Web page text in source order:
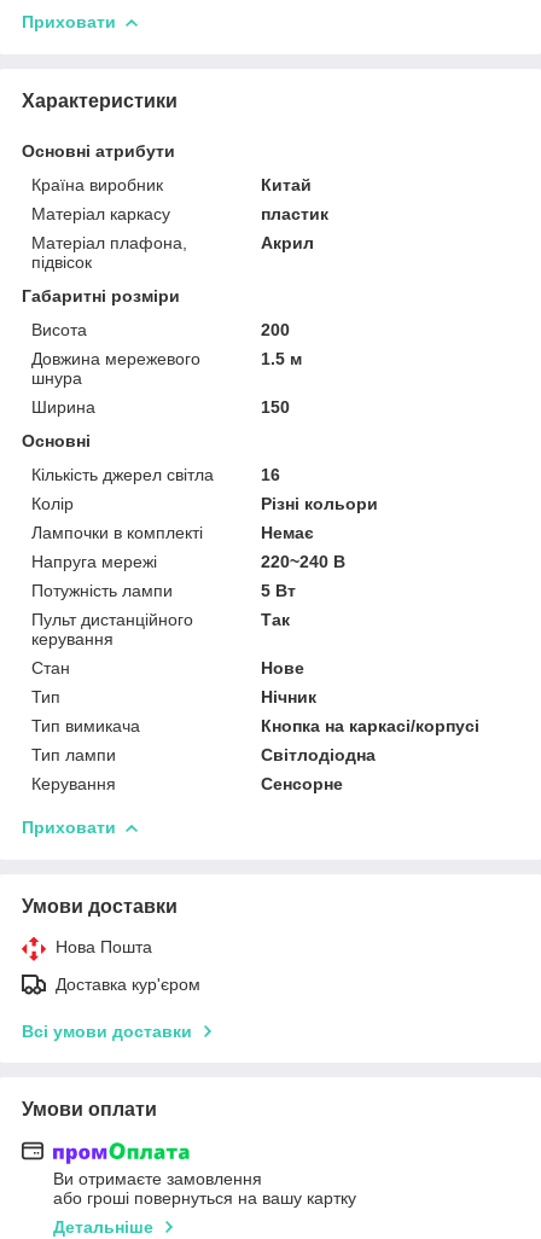
Приховати
Характеристики
Основні атрибути
Країна виробник
Китай
Матеріал каркасу
пластик
Матеріал плафона,
підвісок
Акрил
Габаритні розміри
Висота
200
Довжина мережевого
шнура
1.5 м
Ширина
150
Основні
Кількість джерел світла
16
Колір
Різні кольори
Лампочки в комплекті
Немає
Напруга мережі
220~240 В
Потужність лампи
5 Вт
Пульт дистанційного
керування
Так
Стан
Нове
Тип
Нічник
Тип вимикача
Кнопка на каркасі/корпусі
Тип лампи
Світлодіодна
Керування
Сенсорне
Приховати
Умови доставки
Нова Пошта
Доставка кур'єром
Всі умови доставки
Умови оплати
Ви отримаєте замовлення
або гроші повернуться на вашу картку
Детальніше